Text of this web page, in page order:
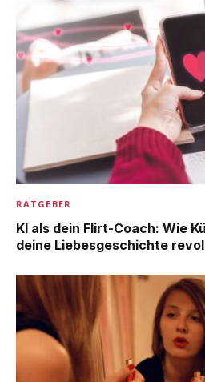
RATGEBER
KI als dein Flirt-Coach: Wie
deine Liebesgeschichte